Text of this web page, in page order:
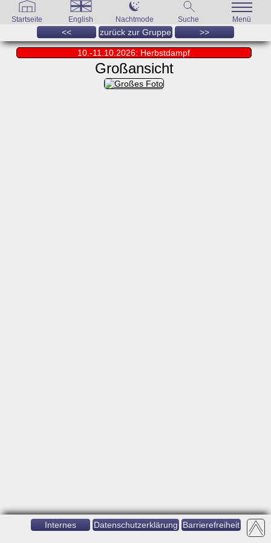
Startseite English Nachtmode Suche Menü
<< zurück zur Gruppe >>
10.-11.10.2026: Herbstdampf
Großansicht
Internes Datenschutzerklärung Barrierefreiheit